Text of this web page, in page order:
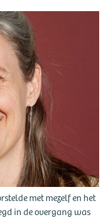
met mezelf en het
in de overgang was